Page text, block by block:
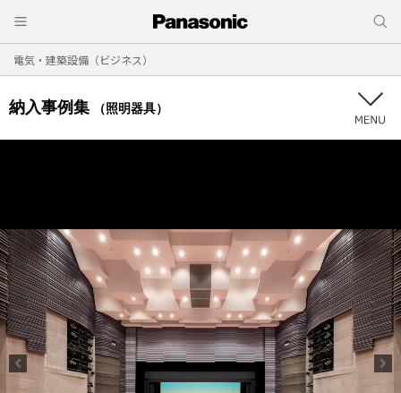
電気・建築設備（ビジネス）
納入事例集 （照明器具）